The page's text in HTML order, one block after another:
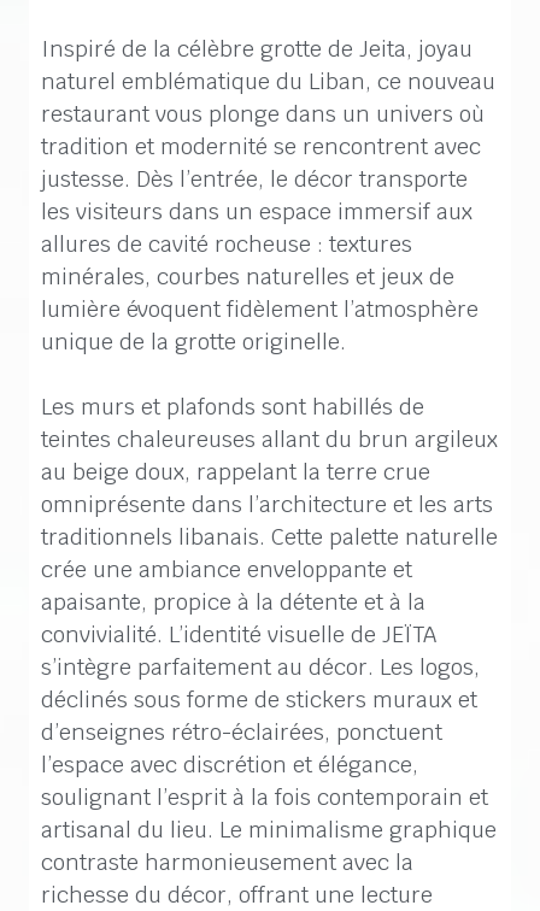
Inspiré de la célèbre grotte de Jeita, joyau
naturel emblématique du Liban, ce nouveau
restaurant vous plonge dans un univers où
tradition et modernité se rencontrent avec
justesse. Dès l’entrée, le décor transporte
les visiteurs dans un espace immersif aux
allures de cavité rocheuse : textures
minérales, courbes naturelles et jeux de
lumière évoquent fidèlement l’atmosphère
unique de la grotte originelle.
Les murs et plafonds sont habillés de
teintes chaleureuses allant du brun argileux
au beige doux, rappelant la terre crue
omniprésente dans l’architecture et les arts
traditionnels libanais. Cette palette naturelle
crée une ambiance enveloppante et
apaisante, propice à la détente et à la
convivialité. L’identité visuelle de JEÏTA
s’intègre parfaitement au décor. Les logos,
déclinés sous forme de stickers muraux et
d’enseignes rétro-éclairées, ponctuent
l’espace avec discrétion et élégance,
soulignant l’esprit à la fois contemporain et
artisanal du lieu. Le minimalisme graphique
contraste harmonieusement avec la
richesse du décor, offrant une lecture